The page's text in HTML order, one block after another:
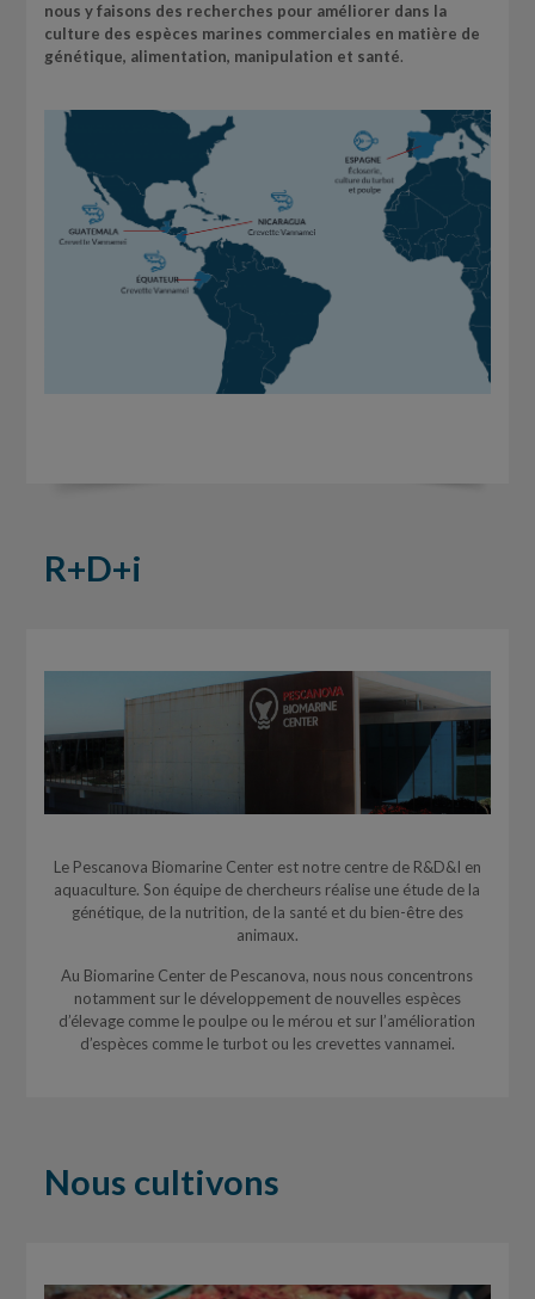
nous y faisons des recherches pour améliorer dans la
culture des espèces marines commerciales en matière de
génétique, alimentation, manipulation et santé.
R+D+i
Le Pescanova Biomarine Center est notre centre de R&D&I en
aquaculture. Son équipe de chercheurs réalise une étude de la
génétique, de la nutrition, de la santé et du bien-être des
animaux.
Au Biomarine Center de Pescanova, nous nous concentrons
notamment sur le développement de nouvelles espèces
d’élevage comme le poulpe ou le mérou et sur l’amélioration
d’espèces comme le turbot ou les crevettes vannamei.
Nous cultivons